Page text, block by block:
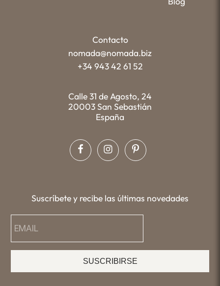
Contacto
nomada@nomada.biz
+34 943 42 61 52
Calle 31 de Agosto, 24
20003 San Sebastián
España
Suscríbete y recibe las últimas novedades
SUSCRIBIRSE